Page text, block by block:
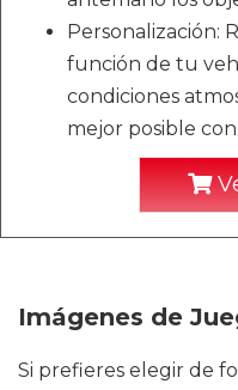
Personalización:
función de tu
condiciones
mejor posible
Imágenes de
Si prefieres elegir de